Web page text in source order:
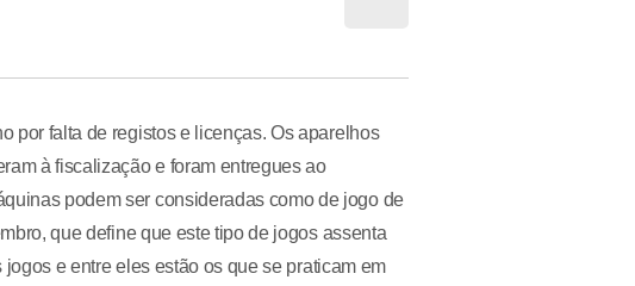
por falta de registos e licenças. Os aparelhos
à fiscalização e foram entregues ao
podem ser consideradas como de jogo de
que define que este tipo de jogos assenta
e entre eles estão os que se praticam em